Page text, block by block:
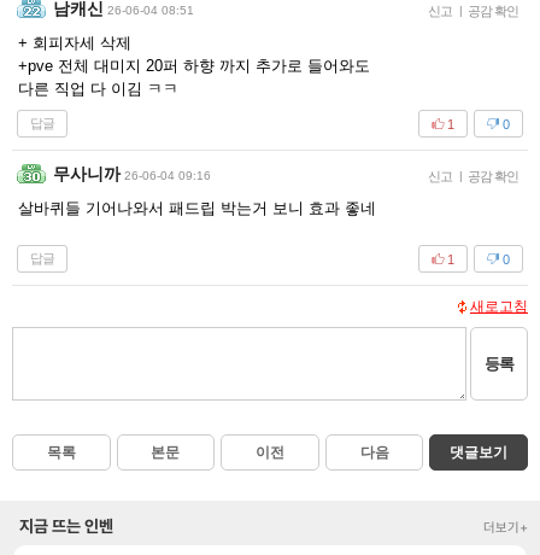
남캐신 26-06-04 08:51 신고 | 공감 확인
+ 회피자세 삭제
+pve 전체 대미지 20퍼 하향 까지 추가로 들어와도
다른 직업 다 이김 ㅋㅋ
답글 0
1
무사니까 26-06-04 09:16 신고 | 공감 확인
살바퀴들 기어나와서 패드립 박는거 보니 효과 좋네
답글 0
1
새로고침
등록
목록 본문 이전 다음 댓글보기
지금 뜨는 인벤 더보기+